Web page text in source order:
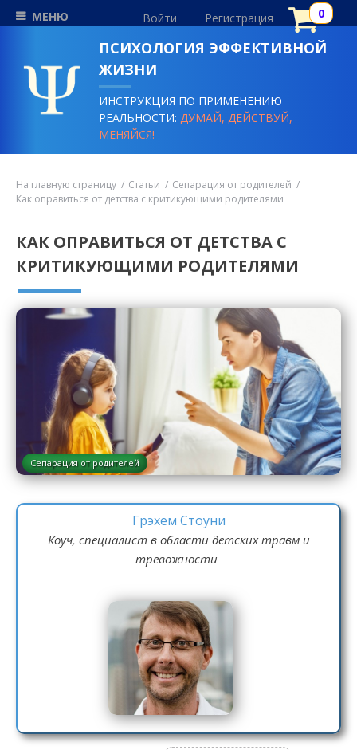
МЕНЮ Войти Регистрация
ПСИХОЛОГИЯ ЭФФЕКТИВНОЙ
ЖИЗНИ
ИНСТРУКЦИЯ ПО ПРИМЕНЕНИЮ
РЕАЛЬНОСТИ:ДУМАЙ, ДЕЙСТВУЙ,
МЕНЯЙСЯ!
На главную страницу Статьи
Сепарация от родителей
Как оправиться от детства с критикующими родителями
КАК ОПРАВИТЬСЯ ОТ ДЕТСТВА С
КРИТИКУЮЩИМИ РОДИТЕЛЯМИ
Сепарация от родителей
Грэхем Стоуни
Коуч, специалист в области детских травм и
тревожности